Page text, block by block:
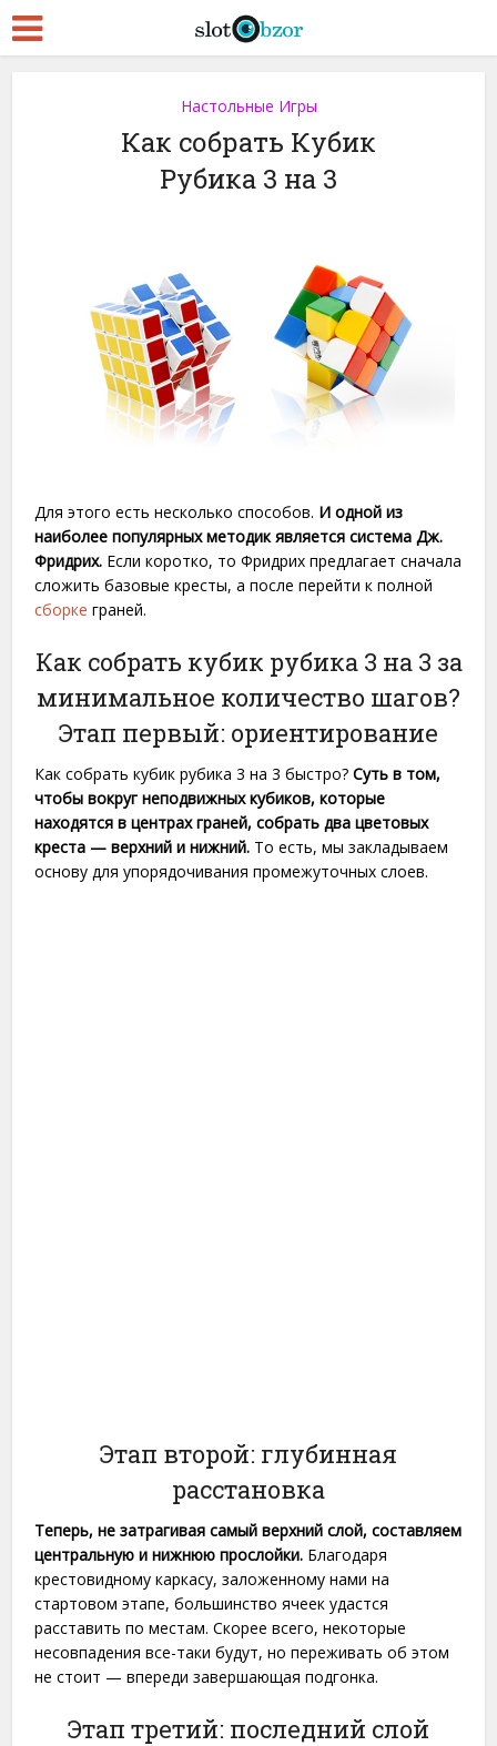
Настольные Игры
Как собрать Кубик
Рубика 3 на 3
Для этого есть несколько способов. И одной из
наиболее популярных методик является система Дж.
Фридрих. Если коротко, то Фридрих предлагает сначала
сложить базовые кресты, а после перейти к полной
сборке граней.
Как собрать кубик рубика 3 на 3 за
минимальное количество шагов?
Этап первый: ориентирование
Как собрать кубик рубика 3 на 3 быстро?Суть в том,
чтобы вокруг неподвижных кубиков, которые
находятся в центрах граней, собрать два цветовых
креста — верхний и нижний. То есть, мы закладываем
основу для упорядочивания промежуточных слоев.
Этап второй: глубинная
расстановка
Теперь, не затрагивая самый верхний слой, составляем
центральную и нижнюю прослойки. Благодаря
крестовидному каркасу, заложенному нами на
стартовом этапе, большинство ячеек удастся
расставить по местам. Скорее всего, некоторые
несовпадения все-таки будут, но переживать об этом
не стоит — впереди завершающая подгонка.
Этап третий: последний слой